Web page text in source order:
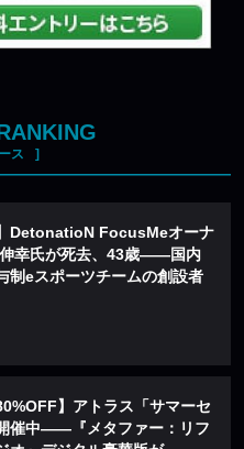
ス
】DetonatioN FocusMeオーナ
幸氏が死去、43歳——国内
制eスポーツチームの創設者
】アトラス「サマーセ
催中——『メタファー：リフ